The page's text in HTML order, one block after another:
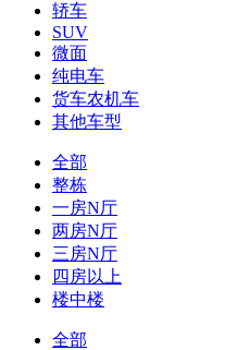
轿车
SUV
微面
纯电车
货车农机车
其他车型
全部
整栋
一房N厅
两房N厅
三房N厅
四房以上
楼中楼
全部